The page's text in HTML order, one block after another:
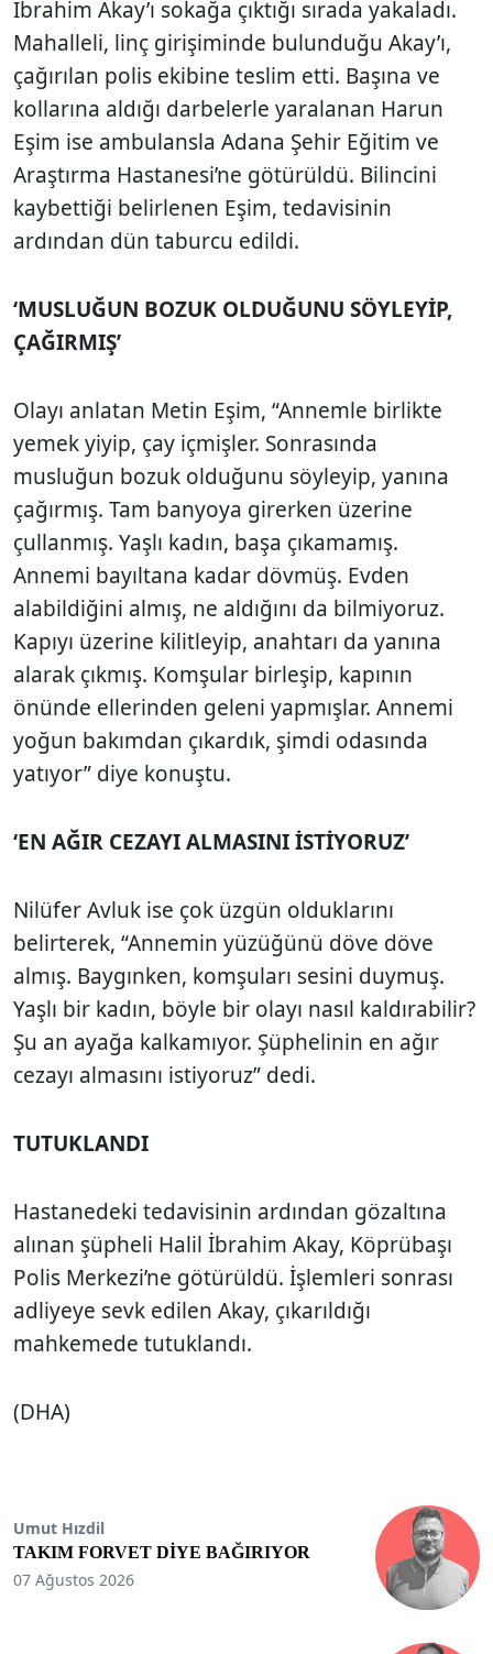
İbrahim Akay’ı sokağa çıktığı sırada yakaladı.
Mahalleli, linç girişiminde bulunduğu Akay’ı,
çağırılan polis ekibine teslim etti. Başına ve
kollarına aldığı darbelerle yaralanan Harun
Eşim ise ambulansla Adana Şehir Eğitim ve
Araştırma Hastanesi’ne götürüldü. Bilincini
kaybettiği belirlenen Eşim, tedavisinin
ardından dün taburcu edildi.
‘MUSLUĞUN BOZUK OLDUĞUNU SÖYLEYİP,
ÇAĞIRMIŞ’
Olayı anlatan Metin Eşim, “Annemle birlikte
yemek yiyip, çay içmişler. Sonrasında
musluğun bozuk olduğunu söyleyip, yanına
çağırmış. Tam banyoya girerken üzerine
çullanmış. Yaşlı kadın, başa çıkamamış.
Annemi bayıltana kadar dövmüş. Evden
alabildiğini almış, ne aldığını da bilmiyoruz.
Kapıyı üzerine kilitleyip, anahtarı da yanına
alarak çıkmış. Komşular birleşip, kapının
önünde ellerinden geleni yapmışlar. Annemi
yoğun bakımdan çıkardık, şimdi odasında
yatıyor” diye konuştu.
‘EN AĞIR CEZAYI ALMASINI İSTİYORUZ’
Nilüfer Avluk ise çok üzgün olduklarını
belirterek, “Annemin yüzüğünü döve döve
almış. Baygınken, komşuları sesini duymuş.
Yaşlı bir kadın, böyle bir olayı nasıl kaldırabilir?
Şu an ayağa kalkamıyor. Şüphelinin en ağır
cezayı almasını istiyoruz” dedi.
TUTUKLANDI
Hastanedeki tedavisinin ardından gözaltına
alınan şüpheli Halil İbrahim Akay, Köprübaşı
Polis Merkezi’ne götürüldü. İşlemleri sonrası
adliyeye sevk edilen Akay, çıkarıldığı
mahkemede tutuklandı.
(DHA)
Umut Hızdil
TAKIM FORVET DİYE BAĞIRIYOR
07 Ağustos 2026